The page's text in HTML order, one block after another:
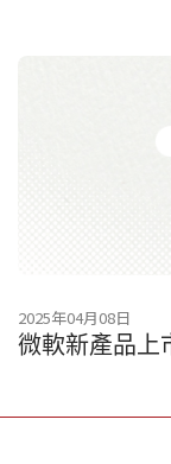
2025年04月08日
微軟新產品上